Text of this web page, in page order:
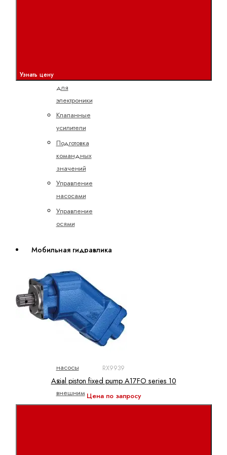
для
электроники
Клапанные
усилители
Подготовка
командных
значений
Управление
насосами
Управление
осями
Мобильная гидравлика
Насосы
Аксиально-
поршневые
насосы
Героторные
насосы
с
внешним
зацеплением
Узнать цену
RX9939
Axial piston fixed pump A17FO series 10
Цена по запросу